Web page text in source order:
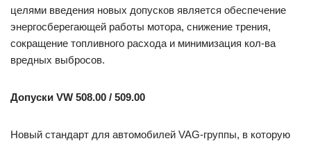
целями введения новых допусков является обеспечение
энергосберегающей работы мотора, снижение трения,
сокращение топливного расхода и минимизация кол-ва
вредных выбросов.
Допуски VW 508.00 / 509.00
Новый стандарт для автомобилей VAG-группы, в которую